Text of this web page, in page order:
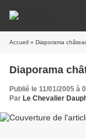
Accueil » Diaporama
Diaporama
Publié le 11/01/2005 à
Par Le Chevalier